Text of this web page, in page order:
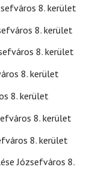
8. kerület
8. kerület
8. kerület
8. kerület
8. kerület
8. kerület
8. kerület
Józsefváros 8.